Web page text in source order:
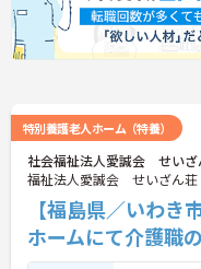
特別養護老人ホーム（特養）
社会福祉法人愛誠会 せいざ
福祉法人愛誠会 せいざん荘
【福島県／いわ
ホームにて介護職